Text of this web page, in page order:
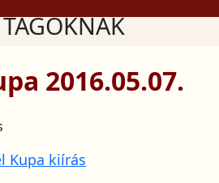
2016.05.07.
Kupa kiírás